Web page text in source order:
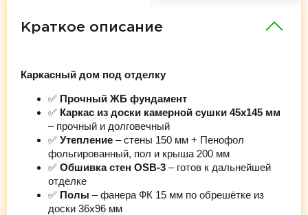
Краткое описание
Каркасный дом под отделку
✅ Прочный ЖБ фундамент
✅ Каркас из доски камерной сушки 45х145 мм
– прочный и долговечный
✅ Утепление – стены 150 мм + Пенофол
фольгированный, пол и крыша 200 мм
✅ Обшивка стен OSB-3 – готов к дальнейшей
отделке
✅ Полы – фанера ФК 15 мм по обрешётке из
доски 36х96 мм